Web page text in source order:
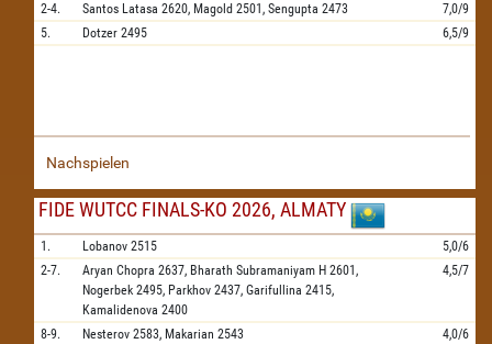
2-4.
Santos Latasa 2620, Magold 2501, Sengupta 2473
7,0/9
5.
Dotzer 2495 6,5/9
Nachspielen
FIDE WUTCC FINALS-KO 2026, ALMATY
1. Lobanov 2515
5,0/6
2-7.
Aryan Chopra 2637, Bharath Subramaniyam H 2601,
Nogerbek 2495, Parkhov 2437, Garifullina 2415,
Kamalidenova 2400
4,5/7
8-9. Nesterov 2583, Makarian 2543 4,0/6